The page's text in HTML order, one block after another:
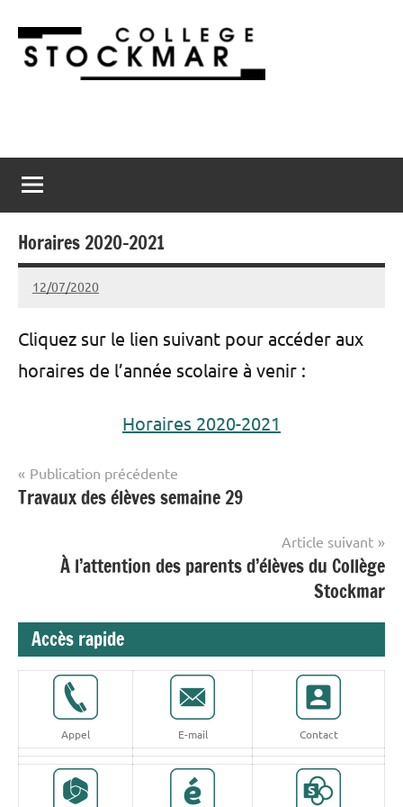
contenu
Horaires 2020-2021
12/07/2020
admin@stockmar.ch
Cliquez sur le lien suivant pour accéder aux
horaires de l’année scolaire à venir :
Horaires 2020-2021
Collège
Uncategorized
Navigation
de
Publication précédente
Travaux des élèves semaine 29
Article suivant
À l’attention des parents d’élèves du Collège
Stockmar
Accès rapide
Appel E-mail Contact